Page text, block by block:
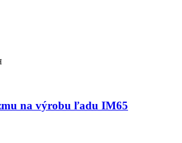
na výrobu ľadu IM65